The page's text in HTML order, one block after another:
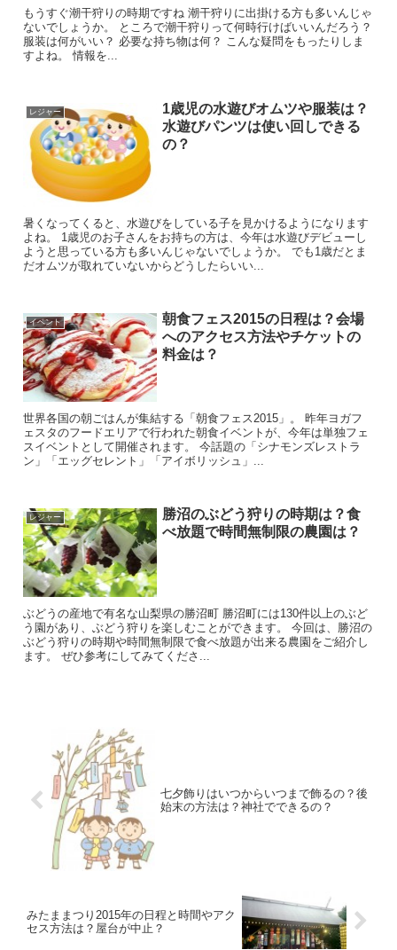
もうすぐ潮干狩りの時期ですね 潮干狩りに出掛ける方も多いんじゃ
ないでしょうか。 ところで潮干狩りって何時行けばいいんだろう？
服装は何がいい？ 必要な持ち物は何？ こんな疑問をもったりしま
すよね。 情報を...
レジャー
1歳児の水遊びオムツや服装は？
水遊びパンツは使い回しできる
の？
暑くなってくると、水遊びをしている子を見かけるようになります
よね。 1歳児のお子さんをお持ちの方は、今年は水遊びデビューし
ようと思っている方も多いんじゃないでしょうか。 でも1歳だとま
だオムツが取れていないからどうしたらいい...
イベント
朝食フェス2015の日程は？会場
へのアクセス方法やチケットの
料金は？
世界各国の朝ごはんが集結する「朝食フェス2015」。 昨年ヨガフ
ェスタのフードエリアで行われた朝食イベントが、今年は単独フェ
スイベントとして開催されます。 今話題の「シナモンズレストラ
ン」「エッグセレント」「アイボリッシュ」...
レジャー
勝沼のぶどう狩りの時期は？食
べ放題で時間無制限の農園は？
ぶどうの産地で有名な山梨県の勝沼町 勝沼町には130件以上のぶど
う園があり、ぶどう狩りを楽しむことができます。 今回は、勝沼の
ぶどう狩りの時期や時間無制限で食べ放題が出来る農園をご紹介し
ます。 ぜひ参考にしてみてくださ...
七夕飾りはいつからいつまで飾るの？後
始末の方法は？神社でできるの？
みたままつり2015年の日程と時間やアク
セス方法は？屋台が中止？